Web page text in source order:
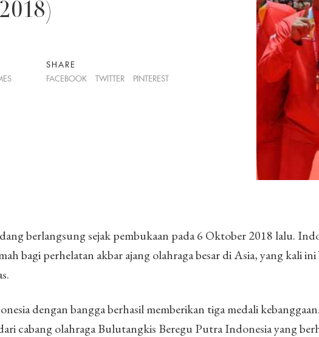
SHARE
FACEBOOK
TWITTER PINTEREST
berlangsung sejak pembukaan pada 6 Oktober 2018 lalu.
bagi perhelatan akbar ajang olahraga besar di Asia, yang kali ini
dengan bangga berhasil memberikan tiga medali
cabang olahraga Bulutangkis Beregu Putra Indonesia yang